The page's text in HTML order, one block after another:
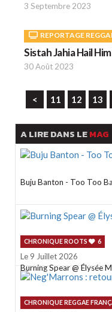
3 Septembre 2023
REPORTAGE
Sistah Jahia Hail
30 Août 2023
< 11 12 13
A LIRE DANS LEMAG
Buju Banton - Too Too
CHRONIQUE ROOTS 6
Le 9 Juillet 2026
Burning Spear @ Élysée
CHRONIQUE REGGAE